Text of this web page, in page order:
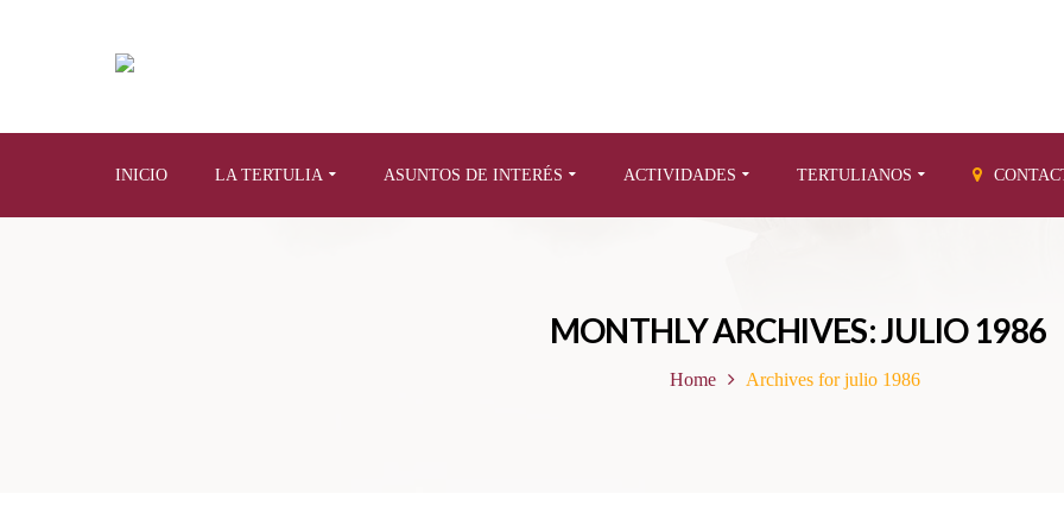
INICIO LA TERTULIA ASUNTOS DE INTERÉS ACTIVIDADES TERTULIANOS
MONTHLY ARCHIVES: JULIO 1986
Home Archives for julio 1986